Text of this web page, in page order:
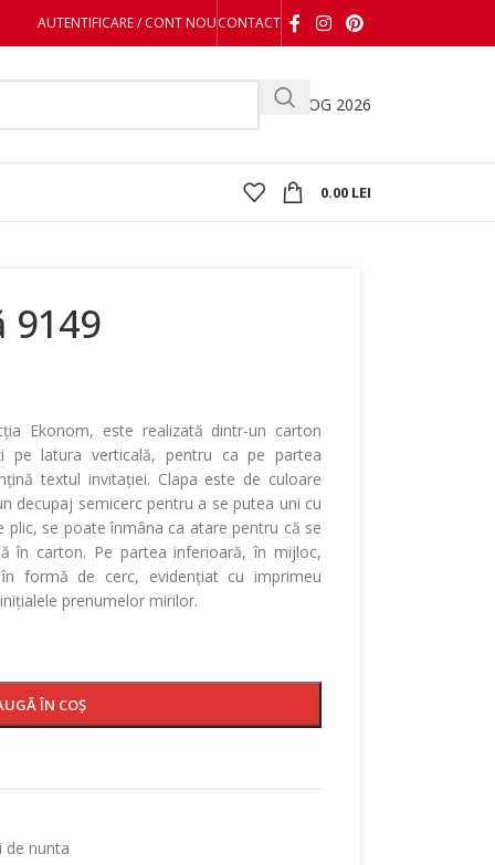
AUTENTIFICARE / CONT NOUCONTACT
CATALOG 2026
0.00 LEI
Ekonom, este realizată dintr-un carton
latura verticală, pentru ca pe partea
textul invitației. Clapa este de culoare
decupaj semicerc pentru a se putea uni cu
se poate înmâna ca atare pentru că se
în carton. Pe partea inferioară, în mijloc,
formă de cerc, evidențiat cu imprimeu
prenumelor mirilor.
ÎN COȘ
de nunta